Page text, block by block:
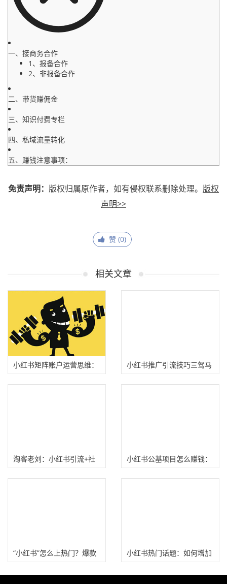
一、接商务合作
1、报备合作
2、非报备合作
二、带货赚佣金
三、知识付费专栏
四、私域流量转化
五、赚钱注意事项：
免责声明： 版权归属原作者，如有侵权联系删除处理。 版权
声明>>
赞 (0)
相关文章
小红书矩阵账户运营思维：
最核心是降低风险！
小红书推广引流技巧三驾马
车：账户定位、平台算法、
淘客老刘：小红书引流+社
群淘客变现赚钱玩法
小红书公基项目怎么赚钱：
5分钟学会如何快速涨粉
“小红书”怎么上热门？爆款
小红书热门话题：如何增加